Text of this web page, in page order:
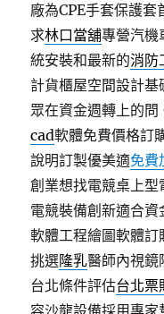
廠為CPE手套保護
求林口當舖專營汽機
統安裝和最新的消防
計貨櫃屋空間設計基
眾在資金週轉上的
cad軟體免費價格訂
說明訂製優美適免費
創業想找電競桌上型
電競裝備創新適合
軟體工程繪圖軟體
挑選隆乳醫師內視鏡
台北條件評估台北票
容沙龍設備採用專家